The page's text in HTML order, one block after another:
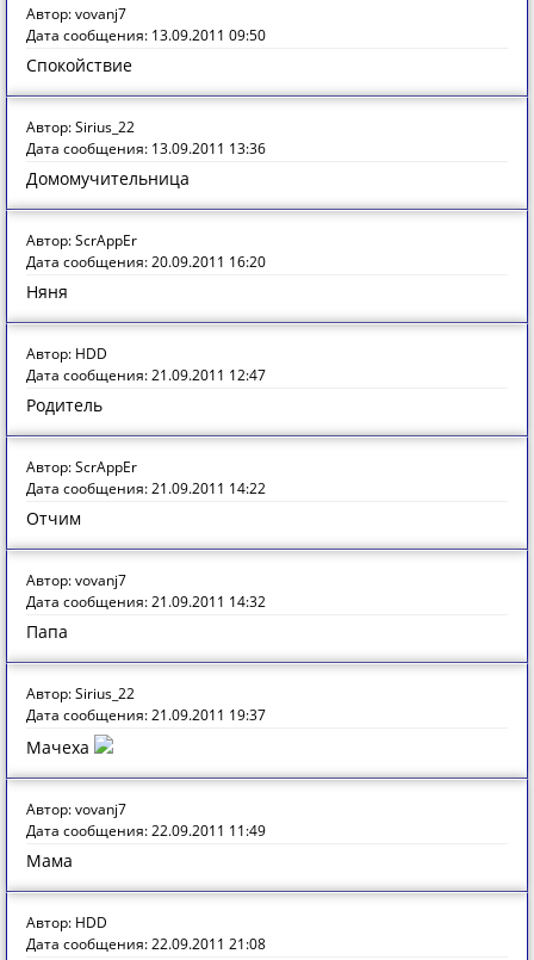
Автор: vovanj7
Дата сообщения: 13.09.2011 09:50
Спокойствие
Автор: Sirius_22
Дата сообщения: 13.09.2011 13:36
Домомучительница
Автор: ScrAppEr
Дата сообщения: 20.09.2011 16:20
Няня
Автор: HDD
Дата сообщения: 21.09.2011 12:47
Родитель
Автор: ScrAppEr
Дата сообщения: 21.09.2011 14:22
Отчим
Автор: vovanj7
Дата сообщения: 21.09.2011 14:32
Папа
Автор: Sirius_22
Дата сообщения: 21.09.2011 19:37
Мачеха
Автор: vovanj7
Дата сообщения: 22.09.2011 11:49
Мама
Автор: HDD
Дата сообщения: 22.09.2011 21:08